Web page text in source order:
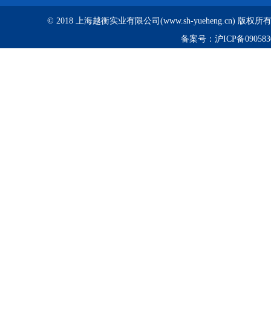
© 2018 上海越衡实业有限公司(www.sh-yueheng.cn) 版权所
备案号： 沪ICP备